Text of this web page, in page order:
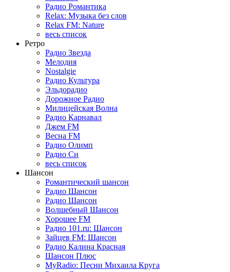
Радио Романтика
Relax: Музыка без слов
Relax FM: Nature
весь список
Ретро
Радио Звезда
Мелодия
Nostalgie
Радио Культура
Эльдорадио
Дорожное Радио
Милицейская Волна
Радио Карнавал
Джем FM
Весна FM
Радио Олимп
Радио Си
весь список
Шансон
Романтический шансон
Радио Шансон
Радио Шансон
Волшебный Шансон
Хорошее FM
Радио 101.ru: Шансон
Зайцев FM: Шансон
Радио Калина Красная
Шансон Плюс
MyRadio: Песни Михаила Круга